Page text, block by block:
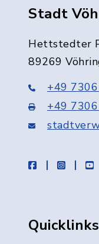
Stadt
Hettstedter
89269
+49
+49
facebook
Quicklinks